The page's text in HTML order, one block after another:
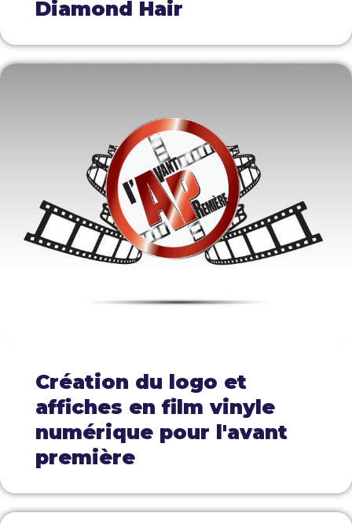
Diamond Hair
Création du logo et
affiches en film vinyle
numérique pour l'avant
première